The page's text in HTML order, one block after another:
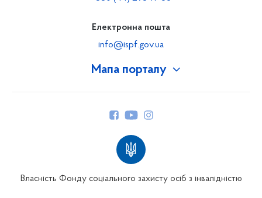
Мапа порталу
Електронна пошта
info@ispf.gov.ua
Власність Фонду соціального захисту осіб з інвалідністю